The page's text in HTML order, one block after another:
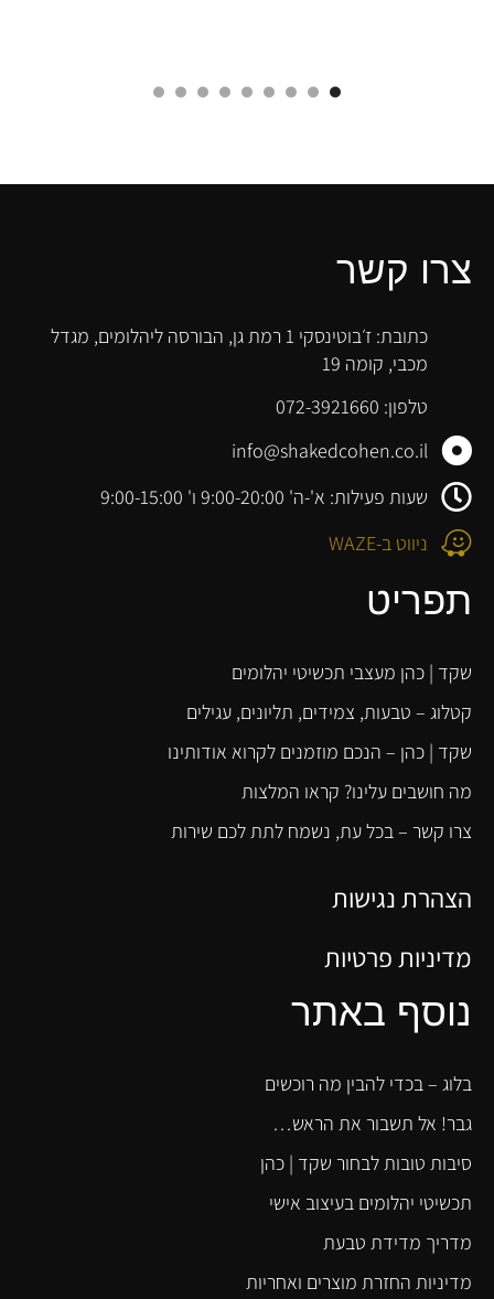
צרו קשר
כתובת: ז׳בוטינסקי 1 רמת גן, הבורסה ליהלומים, מגדל
מכבי, קומה 19
טלפון: 072-3921660
info@shakedcohen.co.il
שעות פעילות: א'-ה' 9:00-20:00 ו' 9:00-15:00
ניווט ב-WAZE
תפריט
שקד | כהן מעצבי תכשיטי יהלומים
קטלוג – טבעות, צמידים, תליונים, עגילים
שקד | כהן – הנכם מוזמנים לקרוא אודותינו
מה חושבים עלינו? קראו המלצות
צרו קשר – בכל עת, נשמח לתת לכם שירות
הצהרת נגישות
מדיניות פרטיות
נוסף באתר
בלוג – בכדי להבין מה רוכשים
גבר! אל תשבור את הראש…
סיבות טובות לבחור שקד | כהן
תכשיטי יהלומים בעיצוב אישי
מדריך מדידת טבעת
מדיניות החזרת מוצרים ואחריות